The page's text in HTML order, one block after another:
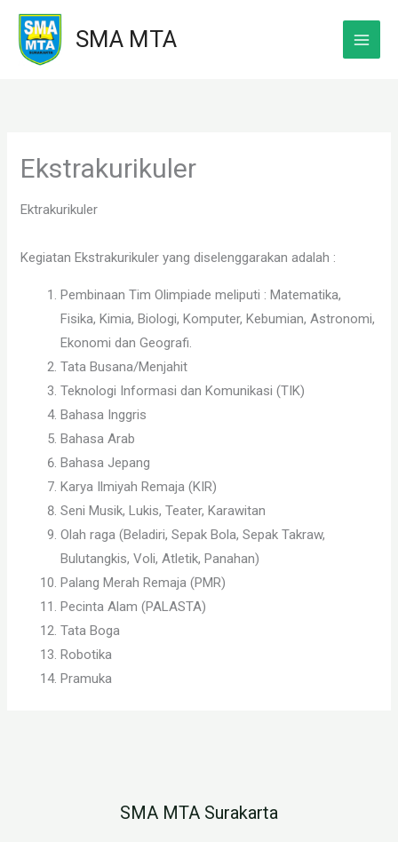
Skip
content
SMA MTA
Ekstrakurikuler
Ektrakurikuler
Kegiatan Ekstrakurikuler yang diselenggarakan adalah :
Pembinaan Tim Olimpiade meliputi : Matematika,
Fisika, Kimia, Biologi, Komputer, Kebumian, Astronomi,
Ekonomi dan Geografi.
Tata Busana/Menjahit
Teknologi Informasi dan Komunikasi (TIK)
Bahasa Inggris
Bahasa Arab
Bahasa Jepang
Karya Ilmiyah Remaja (KIR)
Seni Musik, Lukis, Teater, Karawitan
Olah raga (Beladiri, Sepak Bola, Sepak Takraw,
Bulutangkis, Voli, Atletik, Panahan)
Palang Merah Remaja (PMR)
Pecinta Alam (PALASTA)
Tata Boga
Robotika
Pramuka
SMA MTA Surakarta